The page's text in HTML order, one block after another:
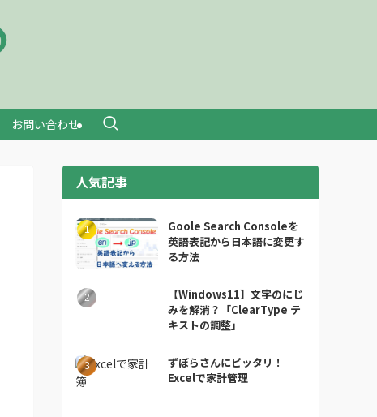
お問い合わせ
人気記事
Goole Search Consoleを
英語表記から日本語に変更す
る方法
【Windows11】文字のにじ
みを解消？「ClearType テ
キストの調整」
ずぼらさんにピッタリ！
Excelで家計管理